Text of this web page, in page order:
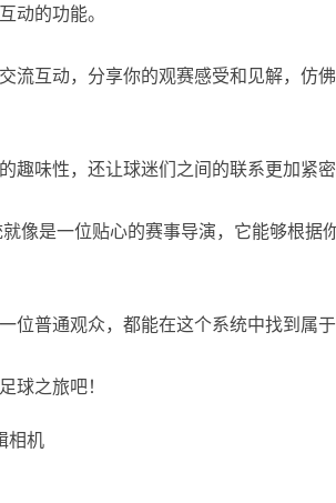
动的功能。
流互动，分享你的观赛感受和见解，仿
趣味性，还让球迷们之间的联系更加紧密
像是一位贴心的赛事导演，它能够根据
位普通观众，都能在这个系统中找到属于
球之旅吧！
相机